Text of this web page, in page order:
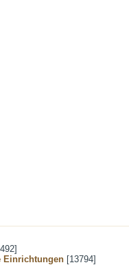
Einrichtungen [13794]